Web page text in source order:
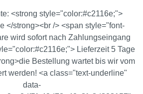
<strong style="color:#c2116e;">
</strong><br /> <span style="font-
wird sofort nach Zahlungseingang
Lieferzeit 5 Tage
Bestellung wartet bis wir vom
werden! <a class="text-underline"
data-